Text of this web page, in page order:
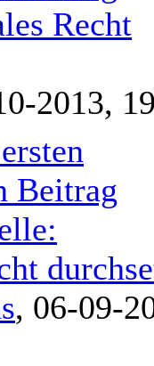
Recht
2013,
, 06-09-